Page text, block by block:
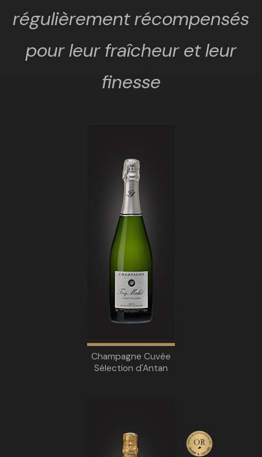
régulièrement récompensés
pour leur fraîcheur et leur
finesse
Champagne Cuvée
Sélection d'Antan